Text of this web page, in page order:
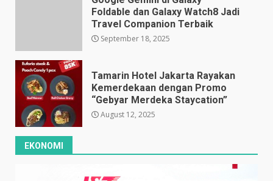
Foldable dan Galaxy Watch8 Jadi
Travel Companion Terbaik
September 18, 2025
Tamarin Hotel Jakarta Rayakan
Kemerdekaan dengan Promo
“Gebyar Merdeka Staycation”
August 12, 2025
EKONOMI